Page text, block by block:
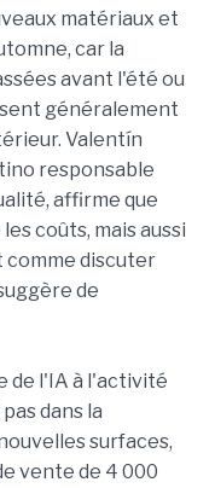
matériaux et
car la
avant l'été ou
généralement
Valentín
responsable
affirme que
coûts, mais aussi
comme discuter
de
de l'IA à l'activité
dans la
surfaces,
vente de 4 000